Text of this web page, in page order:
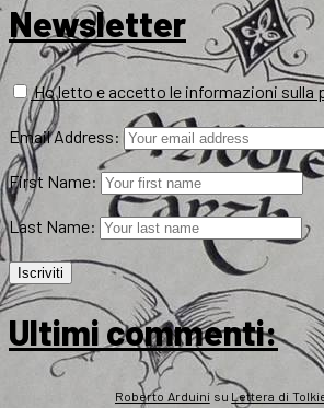
Newsletter
Ho letto e accetto le informazioni sulla
Email Address:
First Name:
Last Name:
Ultimi commenti:
Roberto Arduini su Lettera di